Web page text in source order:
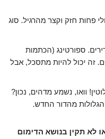
פחות חזק וקצר מהרגיל. סוג
ספורטינג (הכתמות
זה יכול להיות מתסכל, אבל
וואו, נשמע מדהים, נכון?
מהדור החדש.
לא תקין בנושא הדימום